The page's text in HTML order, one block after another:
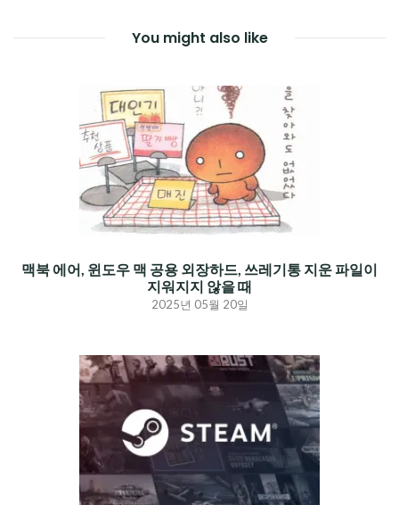
You might also like
맥북 에어, 윈도우 맥 공용 외장하드, 쓰레기통 지운 파일이
지워지지 않을 때
2025년 05월 20일